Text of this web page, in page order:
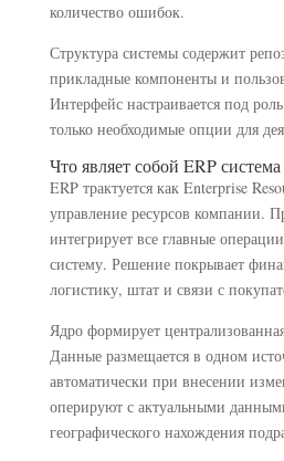
количество ошибок.
Структура системы содержит
прикладные компоненты и
Интерфейс настраивается под
только необходимые опции для
Что являет собой ERP система
ERP трактуется как Enterprise
управление ресурсов компании.
интегрирует все главные
систему. Решение покрывает
логистику, штат и связи с
Ядро формирует
Данные размещается в одном
автоматически при внесении
оперируют с актуальными
географического нахождения